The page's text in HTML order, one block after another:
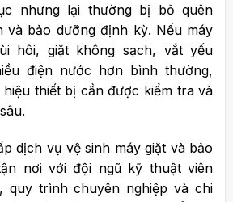
nhưng lại thường bị bỏ quên
và bảo dưỡng định kỳ. Nếu máy
hôi, giặt không sạch, vắt yếu
điện nước hơn bình thường,
thiết bị cần được kiểm tra và
dịch vụ vệ sinh máy giặt và bảo
nơi với đội ngũ kỹ thuật viên
quy trình chuyên nghiệp và chi